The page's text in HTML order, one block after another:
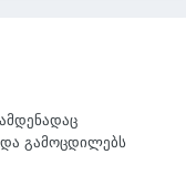
და გამოცდილებს